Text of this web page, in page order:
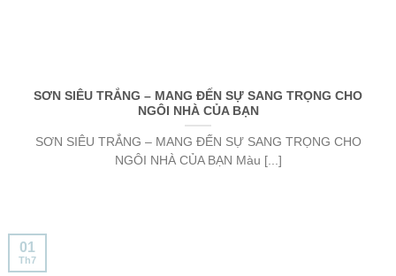
SƠN SIÊU TRẮNG – MANG ĐẾN SỰ SANG TRỌNG CHO
NGÔI NHÀ CỦA BẠN
SƠN SIÊU TRẮNG – MANG ĐẾN SỰ SANG TRỌNG CHO
NGÔI NHÀ CỦA BẠN Màu [...]
01
Th7